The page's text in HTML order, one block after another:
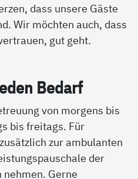
dass unsere Gäste
Wir möchten auch, dass
gut geht.
Be­darf
von morgens bis
bis freitags. Für
zur ambulanten
der
Gerne